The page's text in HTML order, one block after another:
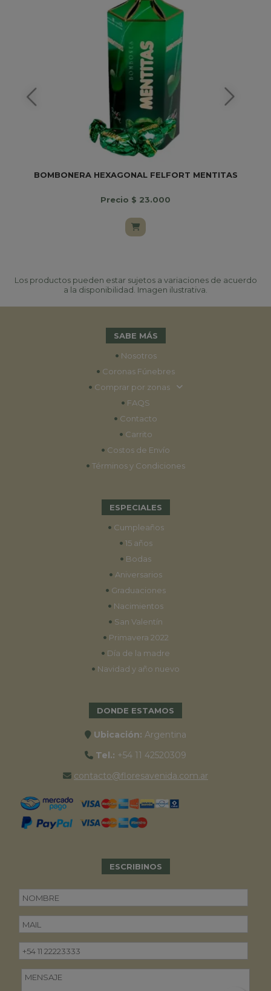
BOMBONERA HEXAGONAL FELFORT MENTITAS
Precio $ 23.000
Los productos pueden estar sujetos a variaciones de acuerdo
a la disponibilidad. Imagen ilustrativa.
SABE MÁS
• Nosotros
• Coronas Fúnebres
• Comprar por zonas
• FAQS
• Contacto
• Carrito
• Costos de Envío
• Términos y Condiciones
ESPECIALES
• Cumpleaños
• 15 años
• Bodas
• Aniversarios
• Graduaciones
• Nacimientos
• San Valentín
• Primavera 2022
• Día de la madre
• Navidad y año nuevo
DONDE ESTAMOS
Ubicación: Argentina
Tel.: +54 11 42520309
contacto@floresavenida.com.ar
ESCRIBINOS